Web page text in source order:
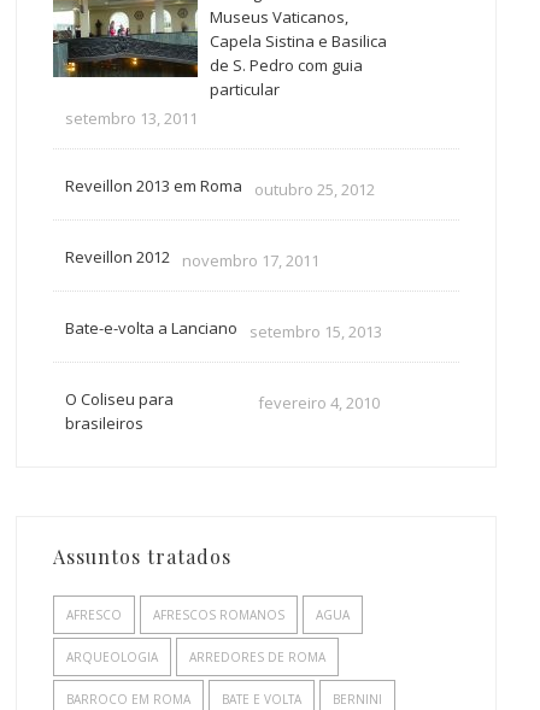
Museus Vaticanos,
Capela Sistina e Basilica
de S. Pedro com guia
particular
setembro 13, 2011
Reveillon 2013 em Roma outubro 25, 2012
Reveillon 2012 novembro 17, 2011
Bate-e-volta a Lanciano setembro 15, 2013
O Coliseu para
brasileiros
fevereiro 4, 2010
Assuntos tratados
AFRESCO AFRESCOS ROMANOS AGUA
ARQUEOLOGIA ARREDORES DE ROMA
BARROCO EM ROMA BATE E VOLTA BERNINI